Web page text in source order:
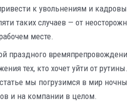
к увольнениям и
таких случаев — от
месте.
праздного
тех, кто хочет уйти от
мы погрузимся в мир
и на компании в целом.